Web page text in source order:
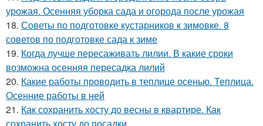
урожая. Осенняя уборка сада и огорода после урожая
18. Советы по подготовке кустарников к зимовке. 8
советов по подготовке сада к зиме
19. Когда лучше пересаживать лилии. В какие сроки
возможна осенняя пересадка лилий
20. Какие работы проводить в теплице осенью. Теплица.
Осенние работы в ней
21. Как сохранить хосту до весны в квартире. Как